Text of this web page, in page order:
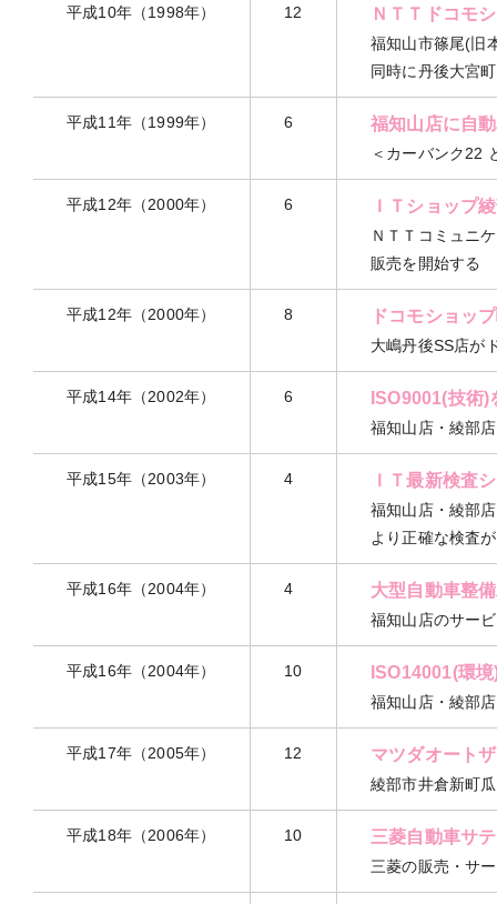
平成10年（1998年） 12 ＮＴＴドコモ
福知山市篠尾(旧
同時に丹後大宮
平成11年（1999年） 6 福知山店に自
＜カーバンク22
平成12年（2000年） 6 ＩＴショップ
ＮＴＴコミュニ
販売を開始する
平成12年（2000年） 8 ドコモショッ
大嶋丹後SS店が
平成14年（2002年） 6 ISO9001(技術)
福知山店・綾部
平成15年（2003年） 4 ＩＴ最新検査
福知山店・綾部
より正確な検査
平成16年（2004年） 4 大型自動車整
福知山店のサー
平成16年（2004年） 10 ISO14001(環
福知山店・綾部
平成17年（2005年） 12 マツダオート
綾部市井倉新町
平成18年（2006年） 10 三菱自動車サ
三菱の販売・サ